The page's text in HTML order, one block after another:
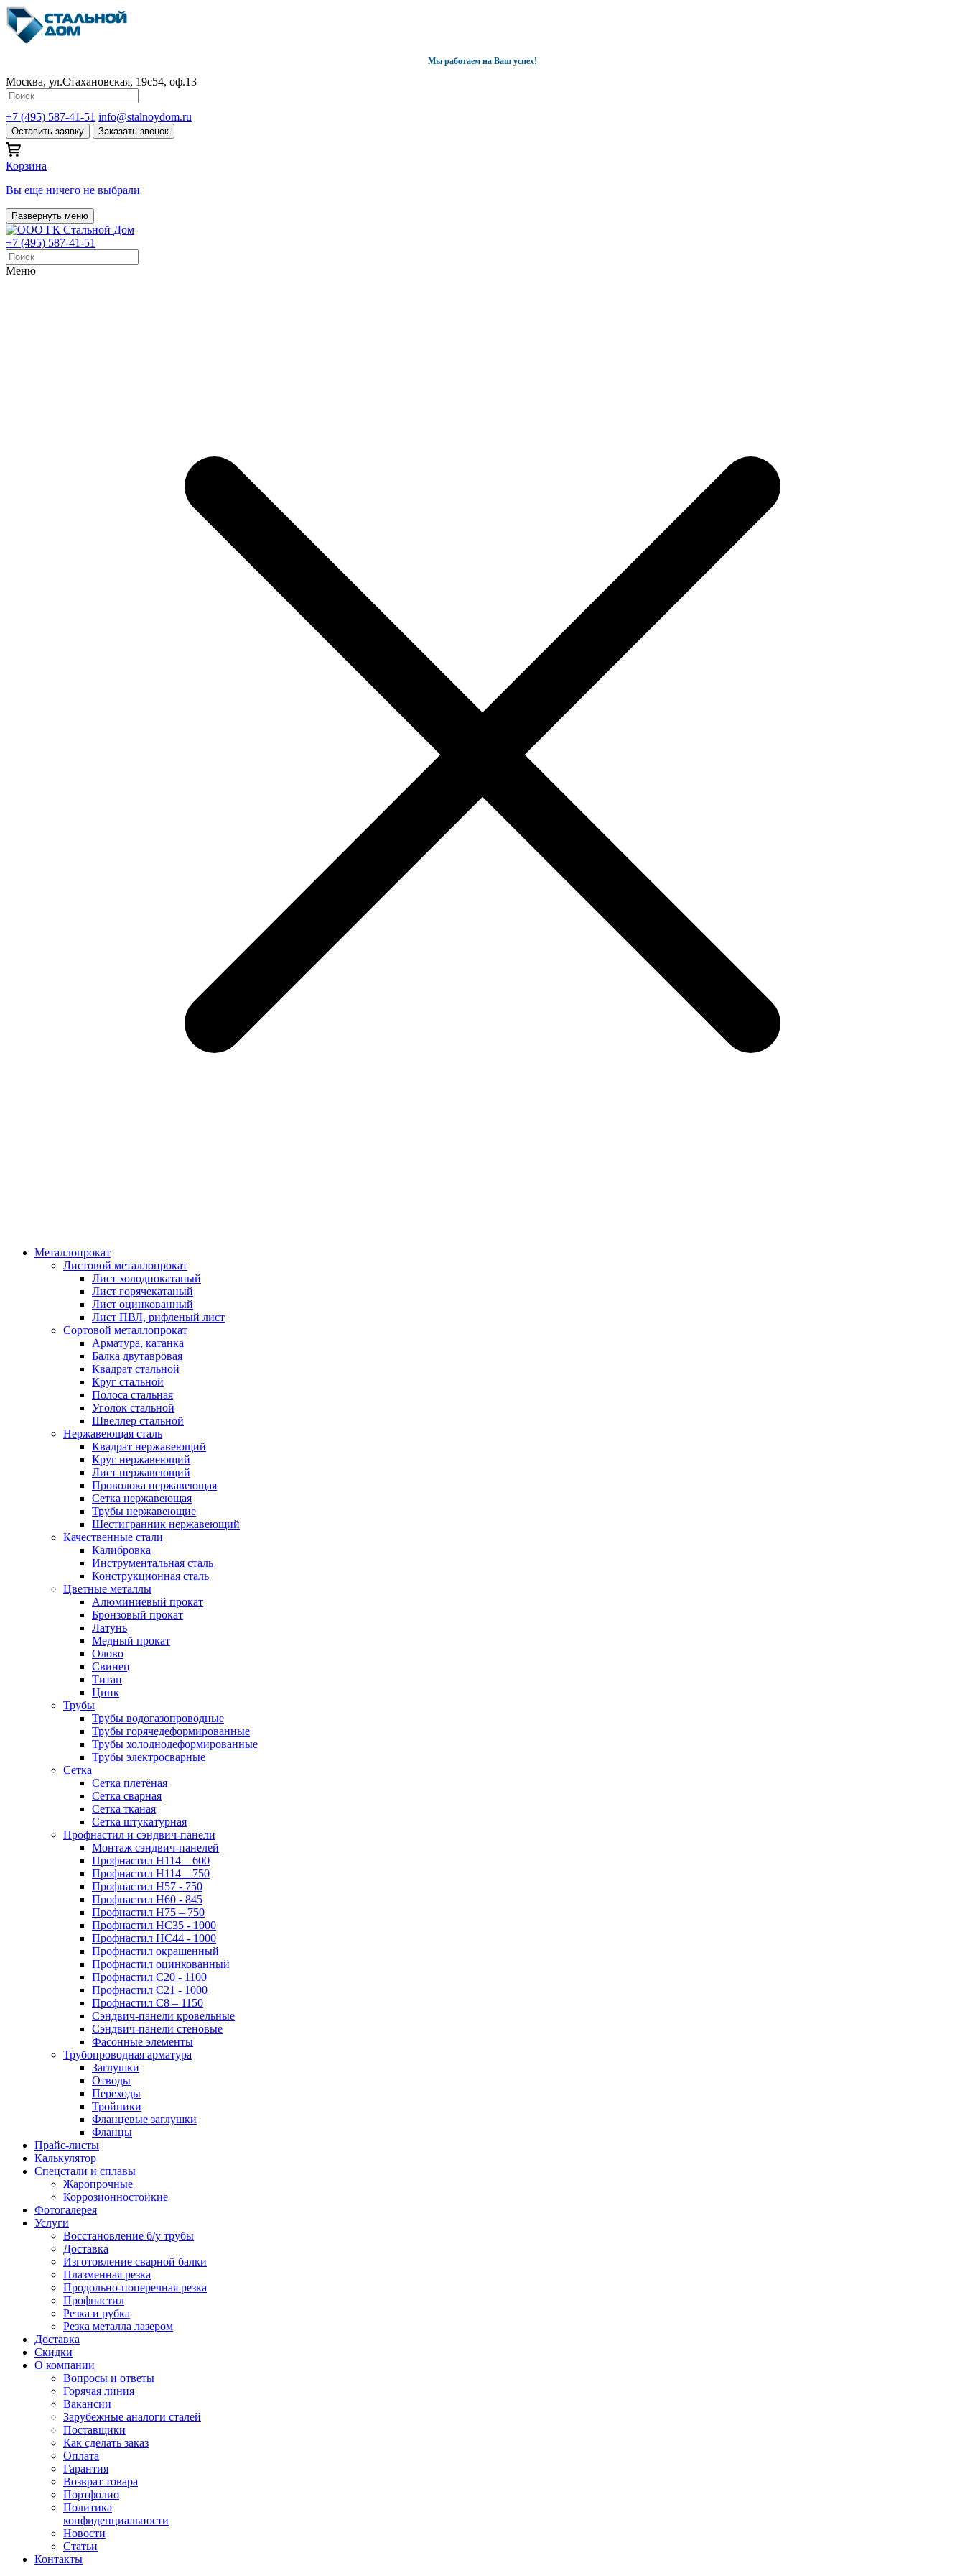
Мы работаем на Ваш успех!
Москва, ул.Стахановская, 19с54, оф.13
+7 (495) 587-41-51 info@stalnoydom.ru
Оставить заявку Заказать звонок
Корзина
Вы еще ничего не выбрали
Развернуть меню
+7 (495) 587-41-51
Меню
Металлопрокат
Листовой металлопрокат
Лист холоднокатаный
Лист горячекатаный
Лист оцинкованный
Лист ПВЛ, рифленый лист
Сортовой металлопрокат
Арматура, катанка
Балка двутавровая
Квадрат стальной
Круг стальной
Полоса стальная
Уголок стальной
Швеллер стальной
Нержавеющая сталь
Квадрат нержавеющий
Круг нержавеющий
Лист нержавеющий
Проволока нержавеющая
Сетка нержавеющая
Трубы нержавеющие
Шестигранник нержавеющий
Качественные стали
Калибровка
Инструментальная сталь
Конструкционная сталь
Цветные металлы
Алюминиевый прокат
Бронзовый прокат
Латунь
Медный прокат
Олово
Свинец
Титан
Цинк
Трубы
Трубы водогазопроводные
Трубы горячедеформированные
Трубы холоднодеформированные
Трубы электросварные
Сетка
Сетка плетёная
Сетка сварная
Сетка тканая
Сетка штукатурная
Профнастил и сэндвич-панели
Монтаж сэндвич-панелей
Профнастил Н114 – 600
Профнастил Н114 – 750
Профнастил Н57 - 750
Профнастил Н60 - 845
Профнастил Н75 – 750
Профнастил НС35 - 1000
Профнастил НС44 - 1000
Профнастил окрашенный
Профнастил оцинкованный
Профнастил С20 - 1100
Профнастил С21 - 1000
Профнастил С8 – 1150
Сэндвич-панели кровельные
Сэндвич-панели стеновые
Фасонные элементы
Трубопроводная арматура
Заглушки
Отводы
Переходы
Тройники
Фланцевые заглушки
Фланцы
Прайс-листы
Калькулятор
Спецстали и сплавы
Жаропрочные
Коррозионностойкие
Фотогалерея
Услуги
Восстановление б/у трубы
Доставка
Изготовление сварной балки
Плазменная резка
Продольно-поперечная резка
Профнастил
Резка и рубка
Резка металла лазером
Доставка
Скидки
О компании
Вопросы и ответы
Горячая линия
Вакансии
Зарубежные аналоги сталей
Поставщики
Как сделать заказ
Оплата
Гарантия
Возврат товара
Портфолио
Политика
конфиденциальности
Новости
Статьи
Контакты